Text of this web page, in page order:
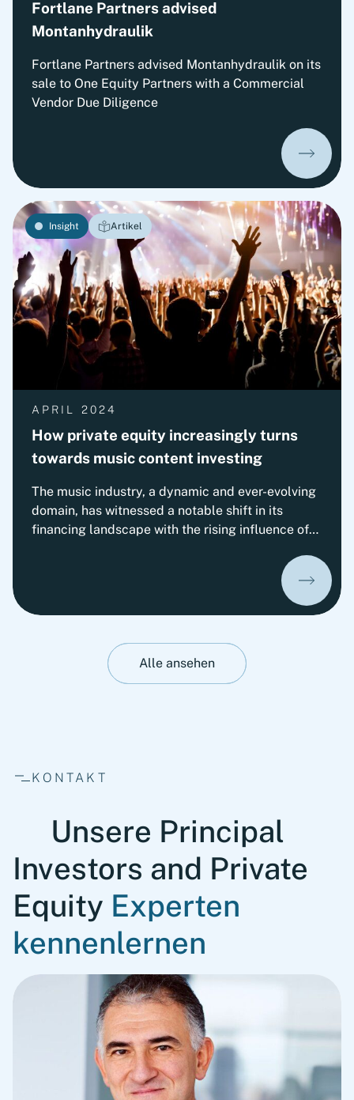
Fortlane Partners advised
Montanhydraulik
Fortlane Partners advised Montanhydraulik on its
sale to One Equity Partners with a Commercial
Vendor Due Diligence
Insight Artikel
APRIL 2024
How private equity increasingly turns
towards music content investing
The music industry, a dynamic and ever-evolving
domain, has witnessed a notable shift in its
financing landscape with the rising influence of
into the realm of private equity investments in the
and the broader music ecosystem.
Alle ansehen
KONTAKT
Unsere Principal
Investors and Private
Equity Experten
kennenlernen